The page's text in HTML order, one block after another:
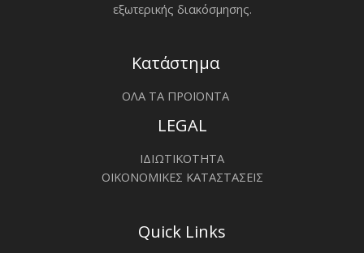
εξωτερικής διακόσμησης.
Κατάστημα
ΟΛΑ ΤΑ ΠΡΟΪΟΝΤΑ
LEGAL
ΙΔΙΩΤΙΚΟΤΗΤΑ
ΟΙΚΟΝΟΜΙΚΕΣ ΚΑΤΑΣΤΑΣΕΙΣ
Quick Links